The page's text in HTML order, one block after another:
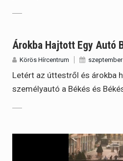
Árokba Hajtott Egy Autó
Körös Hírcentrum
Letért az úttestről és árokba
személyautó a Békés és